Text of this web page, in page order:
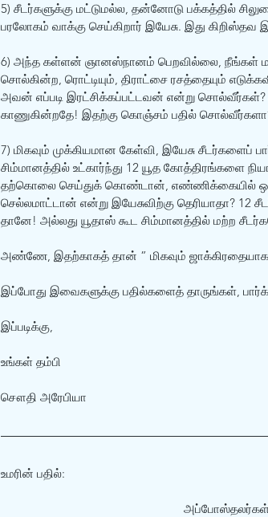
5) சீடர்களுக்கு மட்டுமல்ல, தன்னோடு பக்கத்தில்
பரலோகம் வாக்கு செய்கிறார் இயேசு. இது
6) அந்த கள்ளன் ஞானஸ்நானம் பெறவில்லை, நீங்கள்
சொல்கின்ற, ரொட்டியும், திராட்சை ரசத்தையும்
அவன் எப்படி இரட்சிக்கப்பட்டவன் என்று
காணுகின்றதே! இதற்கு கொஞ்சம் பதில்
7) மிகவும் முக்கியமான கேள்வி, இயேசு சீடர்களைப்
சிம்மானத்தில் உட்கார்ந்து 12 யூத கோத்திரங்களை
தற்கொலை செய்துக் கொண்டான், எண்ணிக்கையில்
செல்லமாட்டான் என்று இயேசுவிற்கு தெரியாதா?
தானே! அல்லது யூதாஸ் கூட சிம்மானத்தில் மற்ற
அண்ணே, இதற்காகத் தான் ” மிகவும் ஜாக்கிரதையாக
இப்போது இவைகளுக்கு பதில்களைத் தாருங்கள்,
இப்படிக்கு,
உங்கள் தம்பி
சௌதி அரேபியா
உமரின் பதில்:
அப்போஸ்தலர்கள்